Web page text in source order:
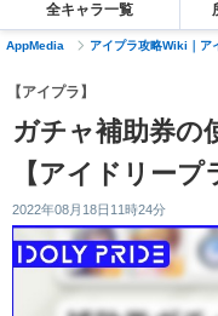
全キャラ一覧
AppMedia アイプラ攻略Wiki｜ア
【アイプラ】
ガチャ補助券の
【アイドリープ
2022年08月18日11時24分